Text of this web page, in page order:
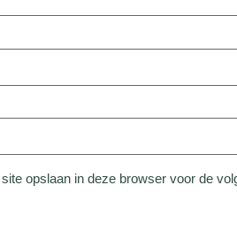
opslaan in deze browser voor de